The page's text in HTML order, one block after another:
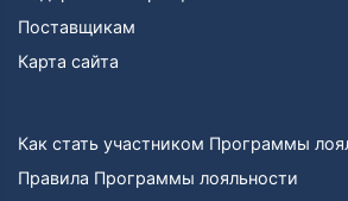
Поставщикам
Карта сайта
Как стать участником Программы
Правила Программы лояльности